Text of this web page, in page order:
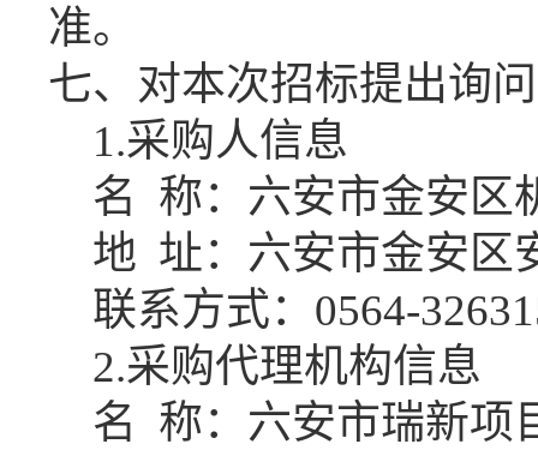
准。
七、对本次招标提出询
1.采购人信息
名 称： 六安市金安区
地 址： 六安市金安区
联系方式： 0564-
2.采购代理机构信息
名 称： 六安市瑞新项